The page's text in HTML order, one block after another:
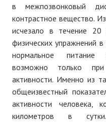
в межпозвонковый
контрастное вещество.
исчезало в течение
физических упражнений
нормальное питание
возможно только при
активности. Именно из
общеизвестный
активности человека,
километров в